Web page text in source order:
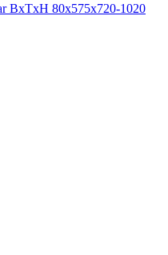
BxTxH 80x575x720-1020